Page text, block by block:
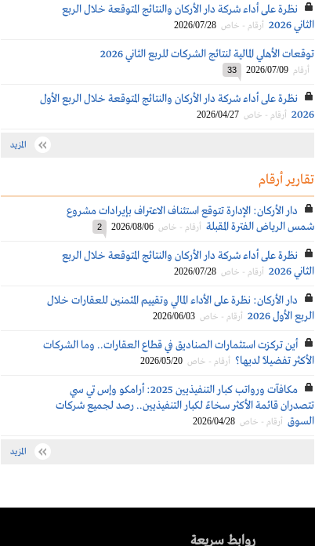
نظرة على أداء شركة دار الأركان والنتائج المتوقعة خلال الربع
الثاني 2026
أرقام - خاص 2026/07/28
توقعات الأهلي المالية لنتائج الشركات للربع الثاني 2026
أرقام 2026/07/09
33
نظرة على أداء شركة دار الأركان والنتائج المتوقعة خلال الربع الأول
2026 أرقام - خاص 2026/04/27
المزيد
تقارير أرقام
دار الأركان: الإدارة تتوقع استئناف الاعتراف بإيرادات مشروع
شمس الرياض الفترة المقبلة أرقام - خاص 2026/08/06
2
نظرة على أداء شركة دار الأركان والنتائج المتوقعة خلال الربع
الثاني 2026
أرقام - خاص 2026/07/28
دار الأركان: نظرة على الأداء المالي وتقييم المثمنين للعقارات خلال
الربع الأول 2026
أرقام - خاص 2026/06/03
أين تركزت استثمارات الصناديق في قطاع العقارات.. وما الشركات
الأكثر تفضيلاً لديها؟ أرقام - خاص 2026/05/20
مكافآت ورواتب كبار التنفيذيين 2025: أرامكو وإس تي سي
تتصدران قائمة الأكثر سخاءً لكبار التنفيذيين.. رصد لجميع شركات
السوق أرقام - خاص 2026/04/28
المزيد
روابط سريعة